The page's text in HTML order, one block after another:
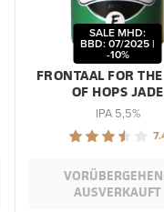
FRONTAAL FOR
OF HOPS JADE
SALE MHD:
BBD: 07/2025 |
-10%
IPA 5,5%
AUSVERKAUFT